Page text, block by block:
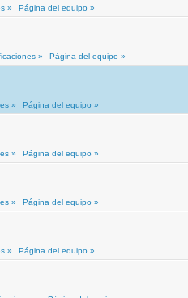
»
Página del equipo »
»
Página del equipo »
»
Página del equipo »
»
Página del equipo »
»
Página del equipo »
»
Página del equipo »